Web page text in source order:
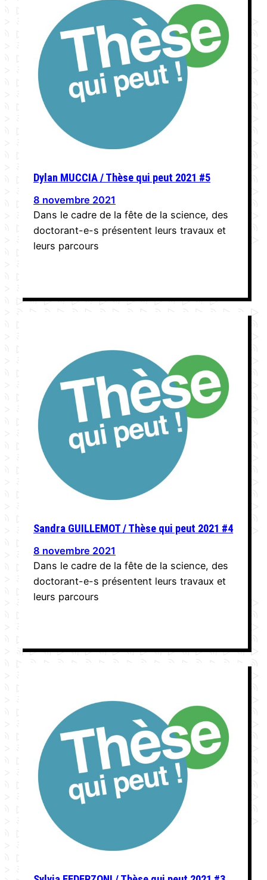
Dylan MUCCIA / Thèse qui peut 2021 #5
8 novembre 2021
Dans le cadre de la fête de la science, des
doctorant-e-s présentent leurs travaux et
leurs parcours
Sandra GUILLEMOT / Thèse qui peut 2021 #4
8 novembre 2021
Dans le cadre de la fête de la science, des
doctorant-e-s présentent leurs travaux et
leurs parcours